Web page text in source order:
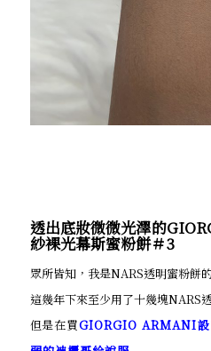
透出底妝微微光澤的
紗裸光幕斯蜜粉餅＃3
眾所皆知，我是NARS透明蜜粉餅
這幾年下來至少用了十幾塊NARS
但是在買GIORGIO ARMANI